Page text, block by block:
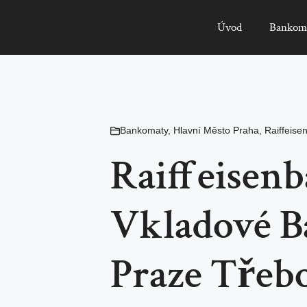
Úvod
Bankomaty, Hlavní Město Praha
Vkladové
Praze